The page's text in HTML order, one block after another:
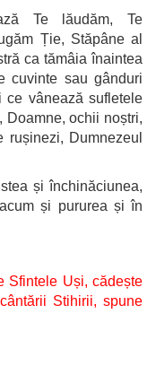
Te lăudăm, Te
Ție, Stăpâne al
ca tămâia înaintea
cuvinte sau gânduri
vânează sufletele
Doamne, ochii noștri,
Dumnezeul
și închinăciunea,
și pururea și în
Sfintele Uși, cădește
Stihirii, spune